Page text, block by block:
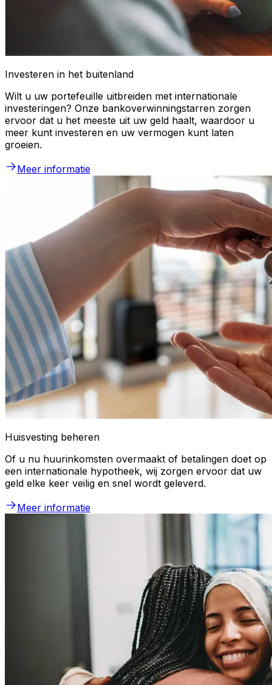
Investeren in het buitenland
Wilt u uw portefeuille uitbreiden met internationale
investeringen? Onze bankoverwinningstarren zorgen
ervoor dat u het meeste uit uw geld haalt, waardoor u
meer kunt investeren en uw vermogen kunt laten
groeien.
Meer informatie
Huisvesting beheren
Of u nu huurinkomsten overmaakt of betalingen doet op
een internationale hypotheek, wij zorgen ervoor dat uw
geld elke keer veilig en snel wordt geleverd.
Meer informatie